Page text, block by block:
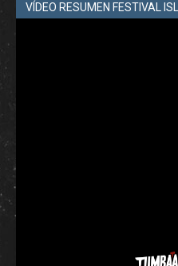
VÍDEO RESUMEN FESTIVAL